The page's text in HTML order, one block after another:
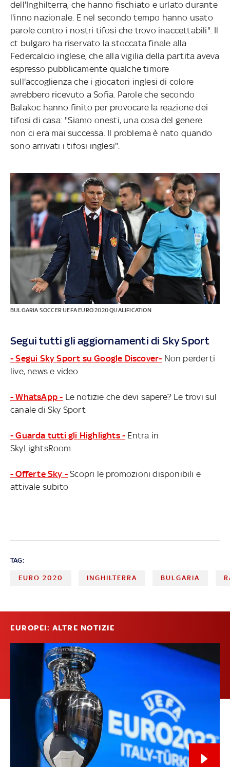
dell'Inghilterra, che hanno fischiato e urlato durante
l'inno nazionale. E nel secondo tempo hanno usato
parole contro i nostri tifosi che trovo inaccettabili". Il
ct bulgaro ha riservato la stoccata finale alla
Federcalcio inglese, che alla vigilia della partita aveva
espresso pubblicamente qualche timore
sull'accoglienza che i giocatori inglesi di colore
avrebbero ricevuto a Sofia. Parole che secondo
Balakoc hanno finito per provocare la reazione dei
tifosi di casa: "Siamo onesti, una cosa del genere
non ci era mai successa. Il problema è nato quando
sono arrivati i tifosi inglesi".
BULGARIA SOCCER UEFA EURO 2020 QUALIFICATION
Segui tutti gli aggiornamenti di Sky Sport
- Segui Sky Sport su Google Discover- Non perderti
live, news e video
- WhatsApp - Le notizie che devi sapere? Le trovi sul
canale di Sky Sport
- Guarda tutti gli Highlights - Entra in
SkyLightsRoom
- Offerte Sky - Scopri le promozioni disponibili e
attivale subito
TAG:
EURO 2020 INGHILTERRA BULGARIA
EUROPEI: ALTRE NOTIZIE